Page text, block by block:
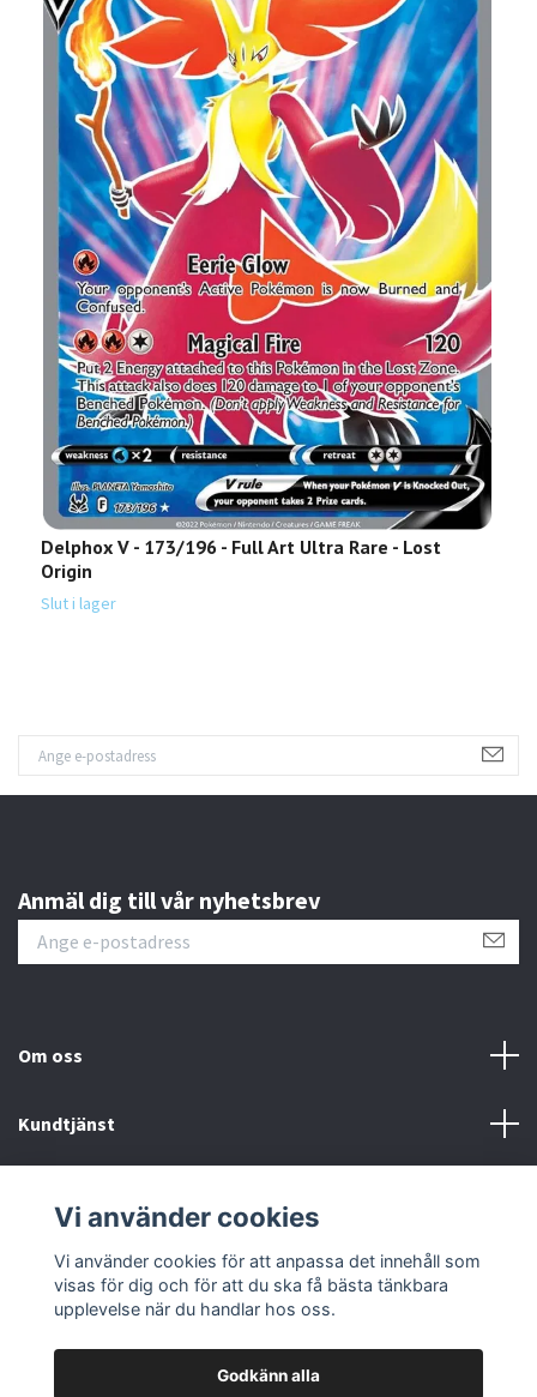
Delphox V - 173/196 - Full Art Ultra Rare - Lost
Origin
Slut i lager
Anmäl dig till vår nyhetsbrev
Om oss
Kundtjänst
Sociala medier
Vi använder cookies
Vi använder cookies för att anpassa det innehåll som
visas för dig och för att du ska få bästa tänkbara
upplevelse när du handlar hos oss.
Godkänn alla